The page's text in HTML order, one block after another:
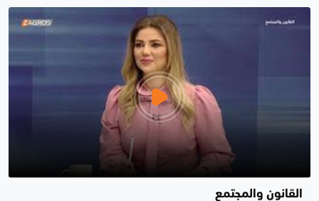
القانون والمجتمع